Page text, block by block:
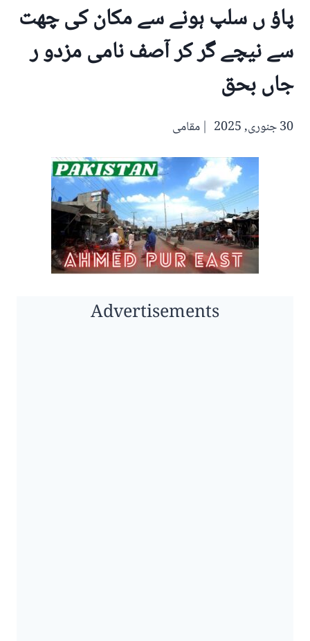
پاؤ ں سلپ ہونے سے مکان کی چھت
سے نیچے گر کر آصف نامی مزدو ر
جاں بحق
30 جنوری, 2025 مقامی
Advertisements